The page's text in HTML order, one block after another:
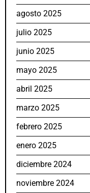
agosto 2025
julio 2025
junio 2025
mayo 2025
abril 2025
marzo 2025
febrero 2025
enero 2025
diciembre 2024
noviembre 2024